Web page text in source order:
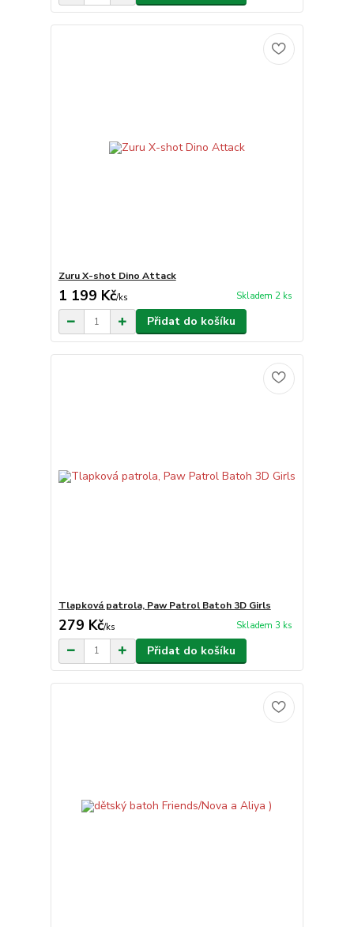
Zuru X-shot Dino Attack
1 199 Kč/ks Skladem 2 ks
Přidat do košíku
Tlapková patrola, Paw Patrol Batoh 3D Girls
279 Kč/ks Skladem 3 ks
Přidat do košíku